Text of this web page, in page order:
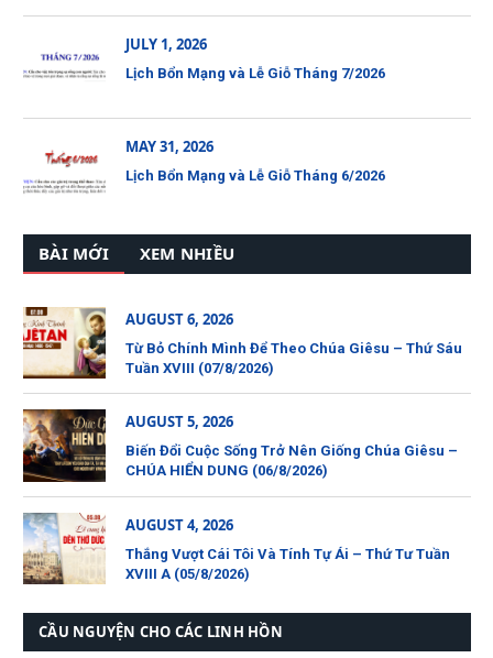
JULY 1, 2026
Lịch Bổn Mạng và Lễ Giỗ Tháng 7/2026
MAY 31, 2026
Lịch Bổn Mạng và Lễ Giỗ Tháng 6/2026
BÀI MỚI XEM NHIỀU
AUGUST 6, 2026
Từ Bỏ Chính Mình Để Theo Chúa Giêsu – Thứ Sáu
Tuần XVIII (07/8/2026)
AUGUST 5, 2026
Biến Đổi Cuộc Sống Trở Nên Giống Chúa Giêsu –
CHÚA HIỂN DUNG (06/8/2026)
AUGUST 4, 2026
Thắng Vượt Cái Tôi Và Tính Tự Ái – Thứ Tư Tuần
XVIII A (05/8/2026)
CẦU NGUYỆN CHO CÁC LINH HỒN